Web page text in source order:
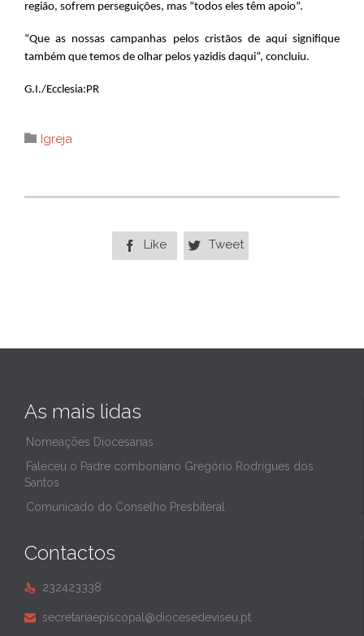
região, sofrem perseguições, mas “todos eles têm apoio”.
“Que as nossas campanhas pelos cristãos de aqui signifique
também que temos de olhar pelos yazidis daqui”, concluiu.
G.I./Ecclesia:PR
 Category
Igreja
 Like  Tweet
As mais lidas
Nomeações Diocesanas
Faleceu o Padre comboniano Gregório Rodrigues dos
Santos
Comunicado do Conselho Presbiteral
Contactos
 232423338
 secretariaepiscopal@diocesedeviseu.pt